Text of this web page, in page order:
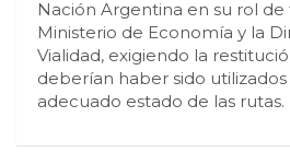
Nación Argentina en su rol de
Ministerio de Economía y la
Vialidad, exigiendo la
deberían haber sido
adecuado estado de las rutas.